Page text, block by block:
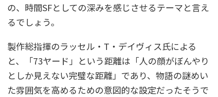
の、時間SFとしての深みを感じさせるテーマと言え
るでしょう。
製作総指揮のラッセル・T・デイヴィス氏による
と、「73ヤード」という距離は「人の顔がぼんやり
としか見えない完璧な距離」であり、物語の謎めい
た雰囲気を高めるための意図的な設定だったそうで